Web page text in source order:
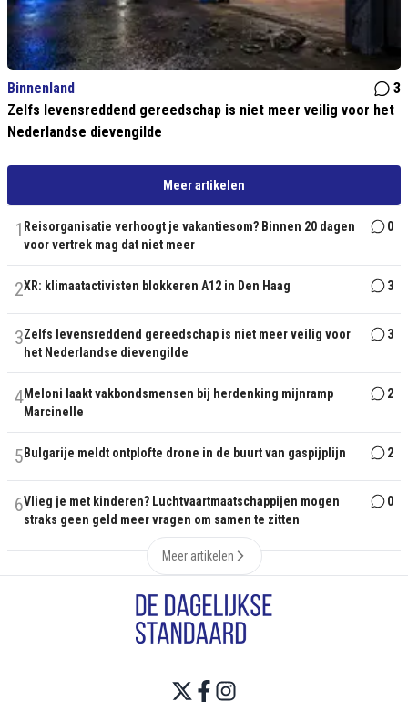
Binnenland
3
Zelfs levensreddend gereedschap is niet meer veilig voor het
Nederlandse dievengilde
Meer artikelen
1 Reisorganisatie verhoogt je vakantiesom? Binnen 20 dagen
voor vertrek mag dat niet meer
0
2XR: klimaatactivisten blokkeren A12 in Den Haag 3
3Zelfs levensreddend gereedschap is niet meer veilig voor
het Nederlandse dievengilde
3
4Meloni laakt vakbondsmensen bij herdenking mijnramp
Marcinelle
2
5 Bulgarije meldt ontplofte drone in de buurt van gaspijplijn 2
6Vlieg je met kinderen? Luchtvaartmaatschappijen mogen
straks geen geld meer vragen om samen te zitten
0
Meer artikelen